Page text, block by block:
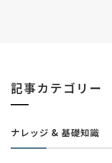
記事カテゴリー
ナレッジ & 基礎知識